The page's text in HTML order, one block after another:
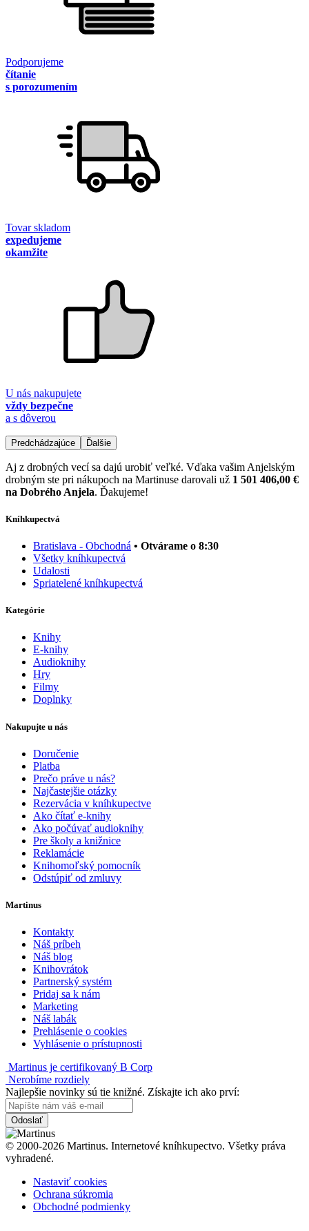
Podporujeme
čítanie
s porozumením
Tovar skladom
expedujeme
okamžite
U nás nakupujete
vždy bezpečne
a s dôverou
Predchádzajúce Ďalšie
Aj z drobných vecí sa dajú urobiť veľké. Vďaka vašim Anjelským
drobným ste pri nákupoch na Martinuse darovali už 1 501 406,00 €
na Dobrého Anjela. Ďakujeme!
Kníhkupectvá
Bratislava - Obchodná • Otvárame o 8:30
Všetky kníhkupectvá
Udalosti
Spriatelené kníhkupectvá
Kategórie
Knihy
E-knihy
Audioknihy
Hry
Filmy
Doplnky
Nakupujte u nás
Doručenie
Platba
Prečo práve u nás?
Najčastejšie otázky
Rezervácia v kníhkupectve
Ako čítať e-knihy
Ako počúvať audioknihy
Pre školy a knižnice
Reklamácie
Knihomoľský pomocník
Odstúpiť od zmluvy
Martinus
Kontakty
Náš príbeh
Náš blog
Knihovrátok
Partnerský systém
Pridaj sa k nám
Marketing
Náš labák
Prehlásenie o cookies
Vyhlásenie o prístupnosti
Martinus je certifikovaný B Corp
Nerobíme rozdiely
Najlepšie novinky sú tie knižné. Získajte ich ako prví:
Odoslať
© 2000-2026 Martinus. Internetové kníhkupectvo. Všetky práva
vyhradené.
Nastaviť cookies
Ochrana súkromia
Obchodné podmienky